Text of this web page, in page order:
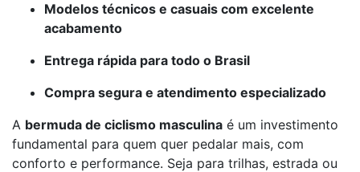
Modelos técnicos e casuais com excelente
acabamento
Entrega rápida para todo o Brasil
Compra segura e atendimento especializado
A bermuda de ciclismo masculina é um investimento
fundamental para quem quer pedalar mais, com
conforto e performance. Seja para trilhas, estrada ou